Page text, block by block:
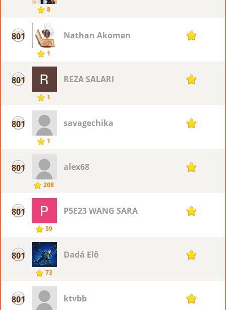
8
801
1
Nathan Akomen 1
801
1
REZA SALARI 1
801
1
savagechika 1
801
208
alex68 1
801
59
P5E23 WANG SARA 1
801
73
Dadá Elô 1
801 ktvbb 1